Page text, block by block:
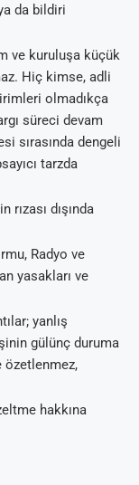
da bildiri
ve kuruluşa küçük
Hiç kimse, adli
olmadıkça
süreci devam
sırasında dengeli
tarzda
rızası dışında
Radyo ve
yasakları ve
yanlış
gülünç duruma
özetlenmez,
hakkına